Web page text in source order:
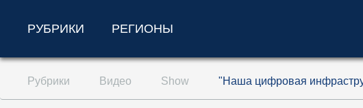
Перейти к содержанию (ключ доступа '1')
Перейти к поиску (ключ доступа '2')
РУБРИКИ РЕГИОНЫ
Рубрики Видео Show "Наша цифровая